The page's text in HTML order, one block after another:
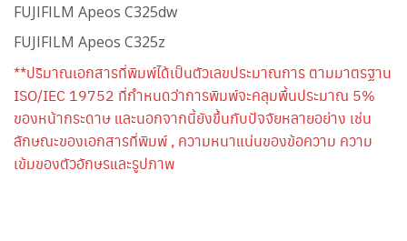
FUJIFILM Apeos C325dw
FUJIFILM Apeos C325z
**ปริมาณเอกสารที่พิมพ์ได้เป็นตัวเลขประมาณการ ตามมาตรฐาน
ISO/IEC 19752 ที่กำหนดว่าการพิมพ์จะคลุมพื้นประมาณ 5%
ของหน้ากระดาษ และนอกจากนี้ยังขึ้นกับปัจจัยหลายอย่าง เช่น
ลักษณะของเอกสารที่พิมพ์ , ความหนาแน่นของข้อความ ความ
เข้มของตัวอักษรและรูปภาพ